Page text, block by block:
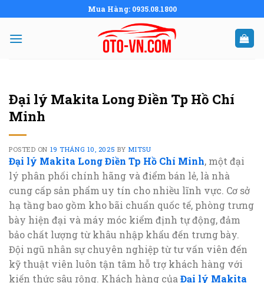
to
content
Mua Hàng: 0935.08.1800
Đại lý Makita Long Điền Tp Hồ Chí
Minh
POSTED ON 19 THÁNG 10, 2025 BY MITSU
Đại lý Makita Long Điền Tp Hồ Chí Minh, một đại
lý phân phối chính hãng và điểm bán lẻ, là nhà
cung cấp sản phẩm uy tín cho nhiều lĩnh vực. Cơ sở
hạ tầng bao gồm kho bãi chuẩn quốc tế, phòng trưng
bày hiện đại và máy móc kiểm định tự động, đảm
bảo chất lượng từ khâu nhập khẩu đến trưng bày.
Đội ngũ nhân sự chuyên nghiệp từ tư vấn viên đến
kỹ thuật viên luôn tận tâm hỗ trợ khách hàng với
kiến thức sâu rộng. Khách hàng của Đại lý Makita